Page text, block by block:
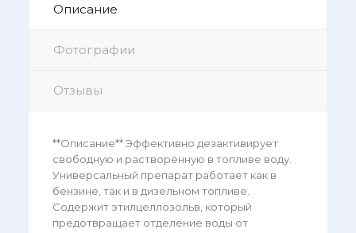
Описание
Фотографии
Отзывы
**Описание** Эффективно дезактивирует
свободную и растворённую в топливе воду.
Универсальный препарат работает как в
бензине, так и в дизельном топливе.
Содержит этилцеллозольв, который
предотвращает отделение воды от